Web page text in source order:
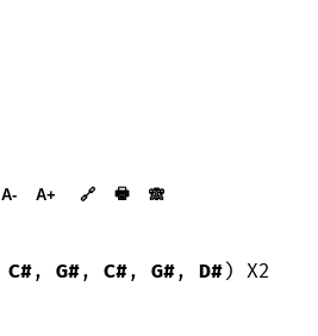
A- A+ 🔗 🖶 🙈︎
C#, G#, C#, G#, D#) X2